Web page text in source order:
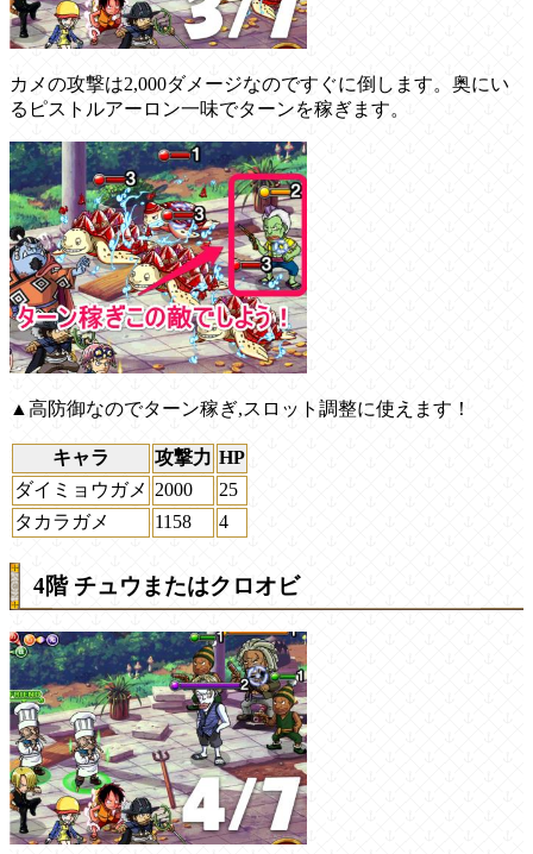
カメの攻撃は2,000ダメージなのですぐに倒します。奥にい
るピストルアーロン一味でターンを稼ぎます。
▲高防御なのでターン稼ぎ,スロット調整に使えます！
キャラ 攻撃力 HP
ダイミョウガメ 2000
25
タカラガメ
1158 4
4階 チュウまたはクロオビ